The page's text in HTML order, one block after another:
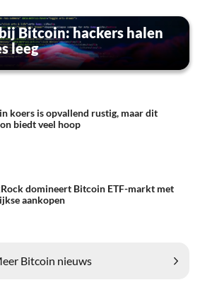
Bitcoin: hackers halen
leeg
koers is opvallend rustig, maar dit
biedt veel hoop
domineert Bitcoin ETF-markt met
aankopen
Bitcoin nieuws